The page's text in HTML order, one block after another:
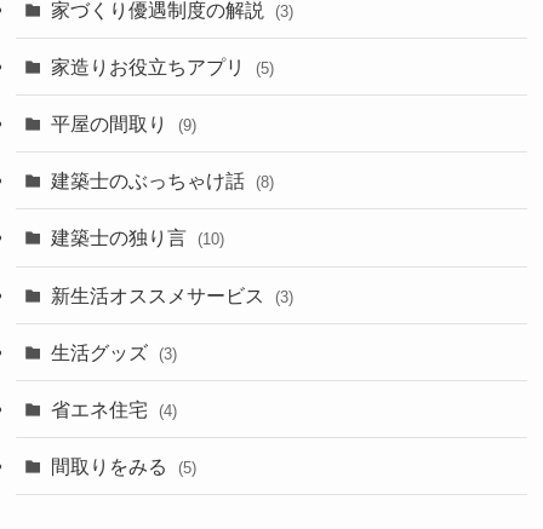
家づくり優遇制度の解説 (3)
家造りお役立ちアプリ (5)
平屋の間取り (9)
建築士のぶっちゃけ話 (8)
建築士の独り言 (10)
新生活オススメサービス (3)
生活グッズ (3)
省エネ住宅 (4)
間取りをみる (5)